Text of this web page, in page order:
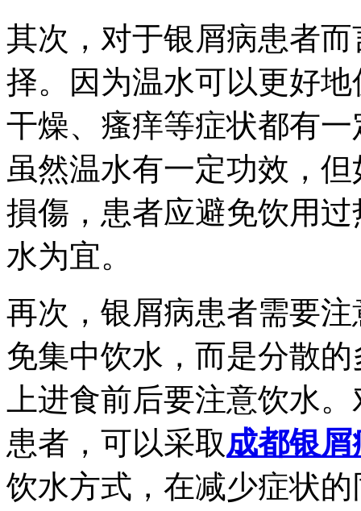
其次，对于银屑病患者
择。因为温水可以更好
干燥、瘙痒等症状都有
虽然温水有一定功效，
損傷，患者应避免饮用
水为宜。
再次，银屑病患者需要
免集中饮水，而是分散
上进食前后要注意饮水
患者，可以采取成都银
饮水方式，在减少症状